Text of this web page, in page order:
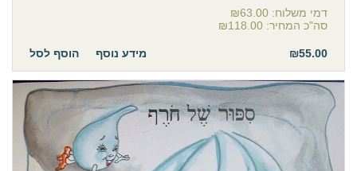
דמי משלוח: ₪63.00
סה"כ המחיר: ₪118.00
₪55.00 הוסף לסל מידע נוסף